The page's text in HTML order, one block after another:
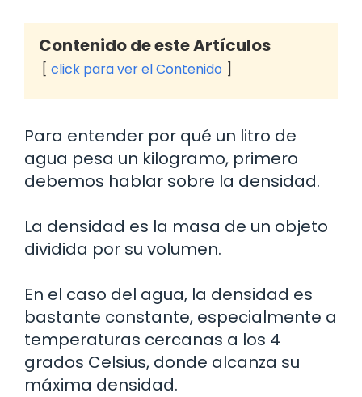
Contenido de este Artículos
click para ver el Contenido
Para entender por qué un litro de
agua pesa un kilogramo, primero
debemos hablar sobre la densidad.
La densidad es la masa de un objeto
dividida por su volumen.
En el caso del agua, la densidad es
bastante constante, especialmente a
temperaturas cercanas a los 4
grados Celsius, donde alcanza su
máxima densidad.